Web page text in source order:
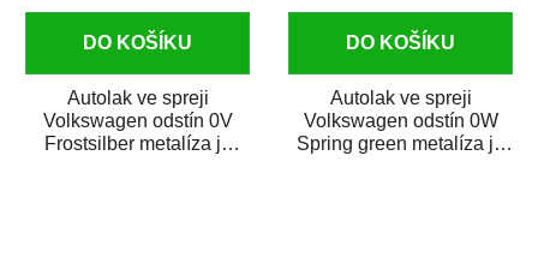
DO KOŠÍKU
Autolak ve spreji
Volkswagen odstín 0V
Frostsilber metalíza je
DO KOŠÍKU
Autolak ve spreji
Volkswagen odstín 0W
Spring green metalíza je